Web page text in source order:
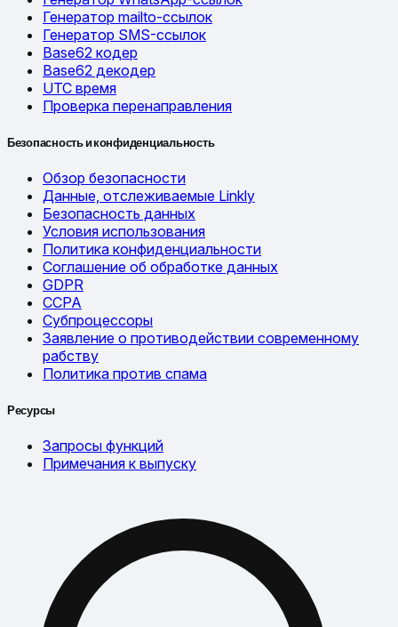
Генератор mailto-ссылок
Генератор SMS-ссылок
Base62 кодер
Base62 декодер
UTC время
Проверка перенаправления
Безопасность и конфиденциальность
Обзор безопасности
Данные, отслеживаемые Linkly
Безопасность данных
Условия использования
Политика конфиденциальности
Соглашение об обработке данных
GDPR
CCPA
Субпроцессоры
Заявление о противодействии современному
рабству
Политика против спама
Ресурсы
Запросы функций
Примечания к выпуску